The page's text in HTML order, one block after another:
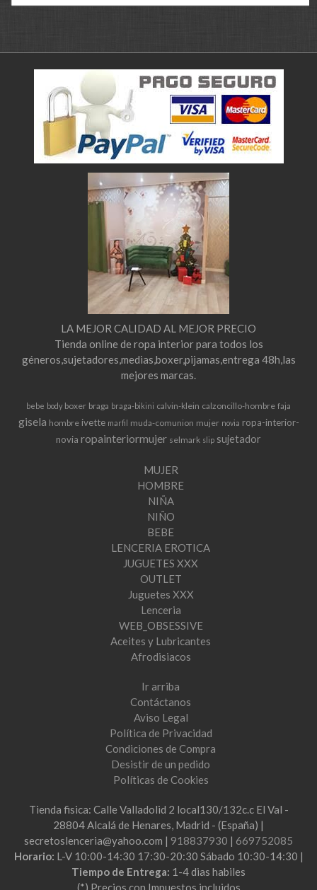
LA MEJOR CALIDAD AL MEJOR PRECIO
Tienda online de ropa interior para todos los
géneros,sujetadores,medias,boxer,pijamas,entrega 48h,las
mejores marcas.
bebe body boxer braga braga-bikini calvin-klein calzoncillo-hombre faja
gisela hombre ivette marfil muda-comunion mujer novia ropa-interior-
novia ropainteriormujer selmark slip sujetador
MUJER
HOMBRE
NIÑA
NIÑO
BEBE
LENCERIA EROTICA
JUGUETES XXX
OUTLET
Juguetes XXX
Lenceria
WEB_OBSESSIVE
Aceites y Lubricantes
Afrodisiacos
Ir arriba
Contáctanos
Aviso Legal
Política de Privacidad
Condiciones de Compra
Desistir de un pedido
Políticas de Cookies
Tienda fisica: Calle Valladolid 2 local130/132c.c El Val -
28804 Alcalá de Henares, Madrid - (España) |
secretoslenceria@yahoo.com | 918837930 | 669752085
Horario: L-V 10:00-14:30 17:30-20:30 Sábado 10:30-14:30 |
Tiempo de Entrega: 1-4 dias habiles
(*) Precios con Impuestos incluidos